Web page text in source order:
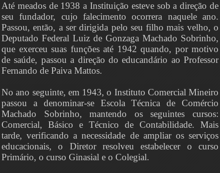
Até meados de 1938 a Instituição esteve sob a direção de
seu fundador, cujo falecimento ocorrera naquele ano.
Passou, então, a ser dirigida pelo seu filho mais velho, o
Deputado Federal Luiz de Gonzaga Machado Sobrinho,
que exerceu suas funções até 1942 quando, por motivo
de saúde, passou a direção do educandário ao Professor
Fernando de Paiva Mattos.
No ano seguinte, em 1943, o Instituto Comercial Mineiro
passou a denominar-se Escola Técnica de Comércio
Machado Sobrinho, mantendo os seguintes cursos:
Comercial, Básico e Técnico de Contabilidade. Mais
tarde, verificando a necessidade de ampliar os serviços
educacionais, o Diretor resolveu estabelecer o curso
Primário, o curso Ginasial e o Colegial.